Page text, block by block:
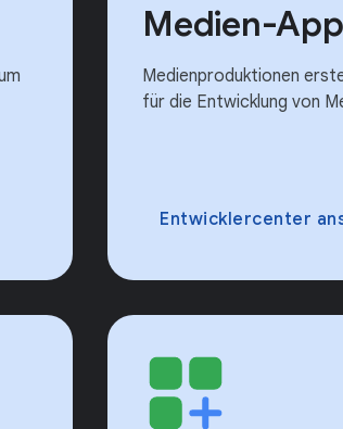
Medien-
Medienproduktionen
für die Entwicklung von
Entwicklercenter